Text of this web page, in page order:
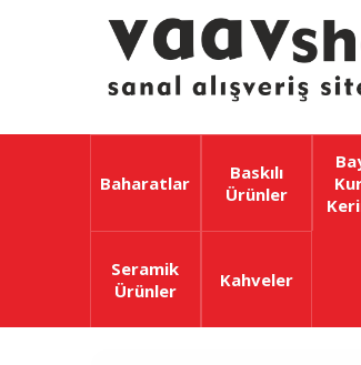
Baharatlar
Baskılı
Ürünler
Seramik
Ürünler
Kahveler